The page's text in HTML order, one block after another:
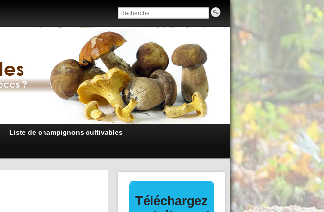
Liste de champignons cultivables